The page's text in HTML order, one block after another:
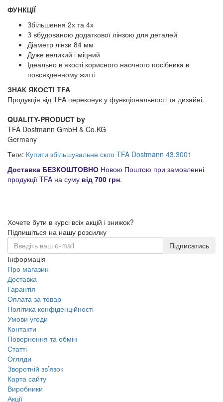
ФУНКЦІЇ
Збільшення 2х та 4х
З вбудованою додаткової лінзою для деталей
Діаметр лінзи 84 мм
Дуже великий і міцний
Ідеально в якості корисного наочного посібника в
повсякденному житті
ЗНАК ЯКОСТІ TFA
Продукція від TFA переконує у функціональності та дизайні.
QUALITY-PRODUCT by
TFA Dostmann GmbH & Co.KG
Germany
Теги: Купити збільшувальне скло TFA Dostmann 43.3001
Доставка БЕЗКОШТОВНО Новою Поштою при замовленні
продукції TFA на суму від 700 грн.
Хочете бути в курсі всіх акцій і знижок?
Підпишіться на нашу розсилку
Підписатись
Інформація
Про магазин
Доставка
Гарантія
Оплата за товар
Політика конфіденційності
Умови угоди
Контакти
Повернення та обмін
Статті
Огляди
Зворотній зв’язок
Карта сайту
Виробники
Акції